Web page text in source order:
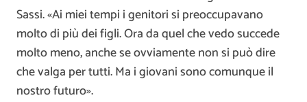
Sassi. «Ai miei tempi i genitori si preoccupavano
molto di più dei figli. Ora da quel che vedo succede
molto meno, anche se ovviamente non si può dire
che valga per tutti. Ma i giovani sono comunque il
nostro futuro».